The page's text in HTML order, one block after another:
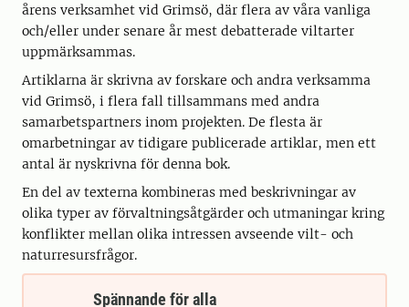
årens verksamhet vid Grimsö, där flera av våra vanliga
och/eller under senare år mest debatterade viltarter
uppmärksammas.
Artiklarna är skrivna av forskare och andra verksamma
vid Grimsö, i flera fall tillsammans med andra
samarbetspartners inom projekten. De flesta är
omarbetningar av tidigare publicerade artiklar, men ett
antal är nyskrivna för denna bok.
En del av texterna kombineras med beskrivningar av
olika typer av förvaltningsåtgärder och utmaningar kring
konflikter mellan olika intressen avseende vilt- och
naturresursfrågor.
Spännande för alla